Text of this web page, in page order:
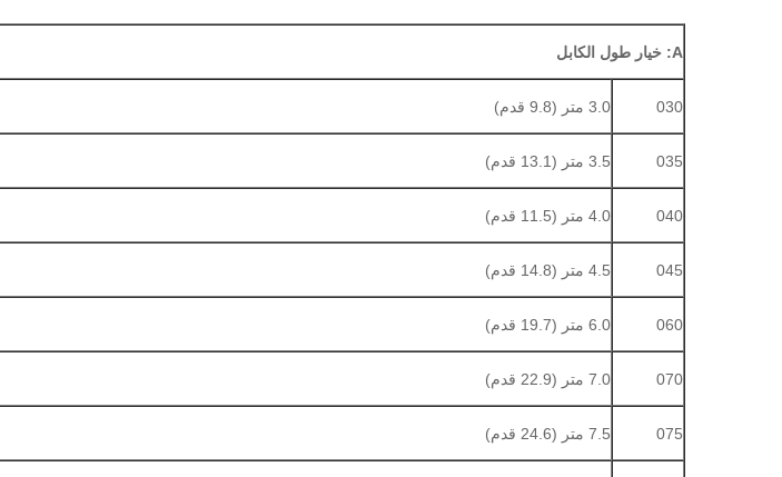
A: خيار طول الكابل
030 3.0 متر (9.8 قدم)
035 3.5 متر (13.1 قدم)
040 4.0 متر (11.5 قدم)
045 4.5 متر (14.8 قدم)
060 6.0 متر (19.7 قدم)
070 7.0 متر (22.9 قدم)
075 7.5 متر (24.6 قدم)